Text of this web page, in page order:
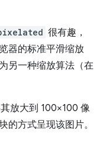
很有趣，
器的标准平滑缩放
另一种缩放算法（在
放大到 100×100 像
的方式呈现该图片。